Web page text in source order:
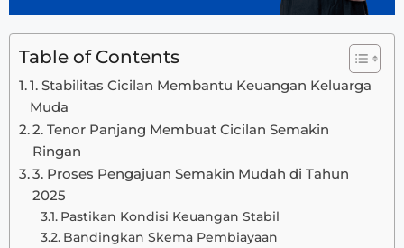
Table of Contents
1. Stabilitas Cicilan Membantu Keuangan Keluarga
Muda
2. Tenor Panjang Membuat Cicilan Semakin
Ringan
3. Proses Pengajuan Semakin Mudah di Tahun
2025
Pastikan Kondisi Keuangan Stabil
Bandingkan Skema Pembiayaan